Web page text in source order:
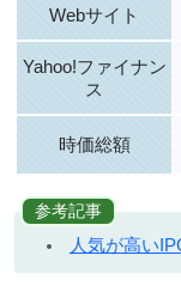
Webサイト
Yahoo!ファイナン
ス
時価総額
参考記事
人気が高い